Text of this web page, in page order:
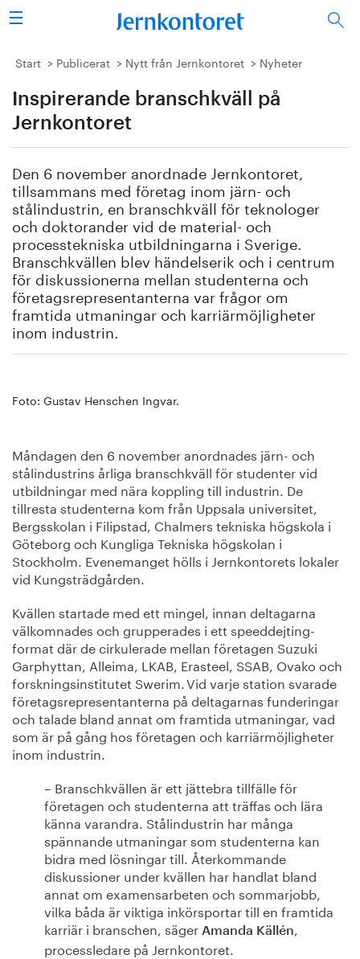
Sök
Stålindustrin
Vision 2050
Energi/miljö
Vi tycker
Publicerat
Bildbank
Om oss
Start Publicerat Nytt från Jernkontoret Nyheter
Inspirerande branschkväll på
Jernkontoret
Den 6 november anordnade Jernkontoret,
tillsammans med företag inom järn- och
stålindustrin, en branschkväll för teknologer
och doktorander vid de material- och
processtekniska utbildningarna i Sverige.
Branschkvällen blev händelserik och i centrum
för diskussionerna mellan studenterna och
företagsrepresentanterna var frågor om
framtida utmaningar och karriärmöjligheter
inom industrin.
Foto: Gustav Henschen Ingvar.
Måndagen den 6 november anordnades järn- och
stålindustrins årliga branschkväll för studenter vid
utbildningar med nära koppling till industrin. De
tillresta studenterna kom från Uppsala universitet,
Bergsskolan i Filipstad, Chalmers tekniska högskola i
Göteborg och Kungliga Tekniska högskolan i
Stockholm. Evenemanget hölls i Jernkontorets lokaler
vid Kungsträdgården.
Kvällen startade med ett mingel, innan deltagarna
välkomnades och grupperades i ett speeddejting-
format där de cirkulerade mellan företagen Suzuki
Garphyttan, Alleima, LKAB, Erasteel, SSAB, Ovako och
forskningsinstitutet Swerim. Vid varje station svarade
företagsrepresentanterna på deltagarnas funderingar
och talade bland annat om framtida utmaningar, vad
som är på gång hos företagen och karriärmöjligheter
inom industrin.
– Branschkvällen är ett jättebra tillfälle för
företagen och studenterna att träffas och lära
känna varandra. Stålindustrin har många
spännande utmaningar som studenterna kan
bidra med lösningar till. Återkommande
diskussioner under kvällen har handlat bland
annat om examensarbeten och sommarjobb,
vilka båda är viktiga inkörsportar till en framtida
karriär i branschen, säger Amanda Källén,
processledare på Jernkontoret.